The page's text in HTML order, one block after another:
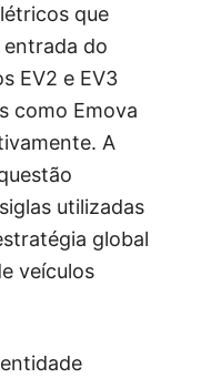
que
do
EV2 e EV3
como Emova
A
utilizadas
global
veículos